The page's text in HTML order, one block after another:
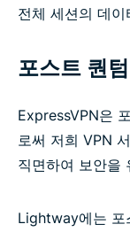
전체 세션의 데
포스트 퀀
ExpressVPN은
로써 저희 VPN
직면하여 보안을
Lightway에는 포